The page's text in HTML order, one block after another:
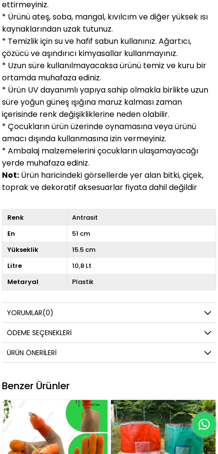
ettirmeyiniz.
* Ürünü ateş, soba, mangal, kıvılcım ve diğer yüksek ısı
kaynaklarından uzak tutunuz.
* Temizlik için su ve hafif sabun kullanınız. Ağartıcı,
çözücü ve aşındırıcı kimyasallar kullanmayınız.
* Uzun süre kullanılmayacaksa ürünü temiz ve kuru bir
ortamda muhafaza ediniz.
* Ürün UV dayanımlı yapıya sahip olmakla birlikte uzun
süre yoğun güneş ışığına maruz kalması zaman
içerisinde renk değişikliklerine neden olabilir.
*Çocukların ürün üzerinde oynamasına veya ürünü
amacı dışında kullanmasına izin vermeyiniz.
* Ambalaj malzemelerini çocukların ulaşamayacağı
yerde muhafaza ediniz.
Not: Ürün haricindeki görsellerde yer alan bitki, çiçek,
toprak ve dekoratif aksesuarlar fiyata dahil değildir
Renk
Antrasit
En
51 cm
Yükseklik
15.5 cm
Litre
10,8 Lt
Metaryal
Plastik
YORUMLAR(0)
ÖDEME SEÇENEKLERI
ÜRÜN ÖNERILERI
Benzer Ürünler